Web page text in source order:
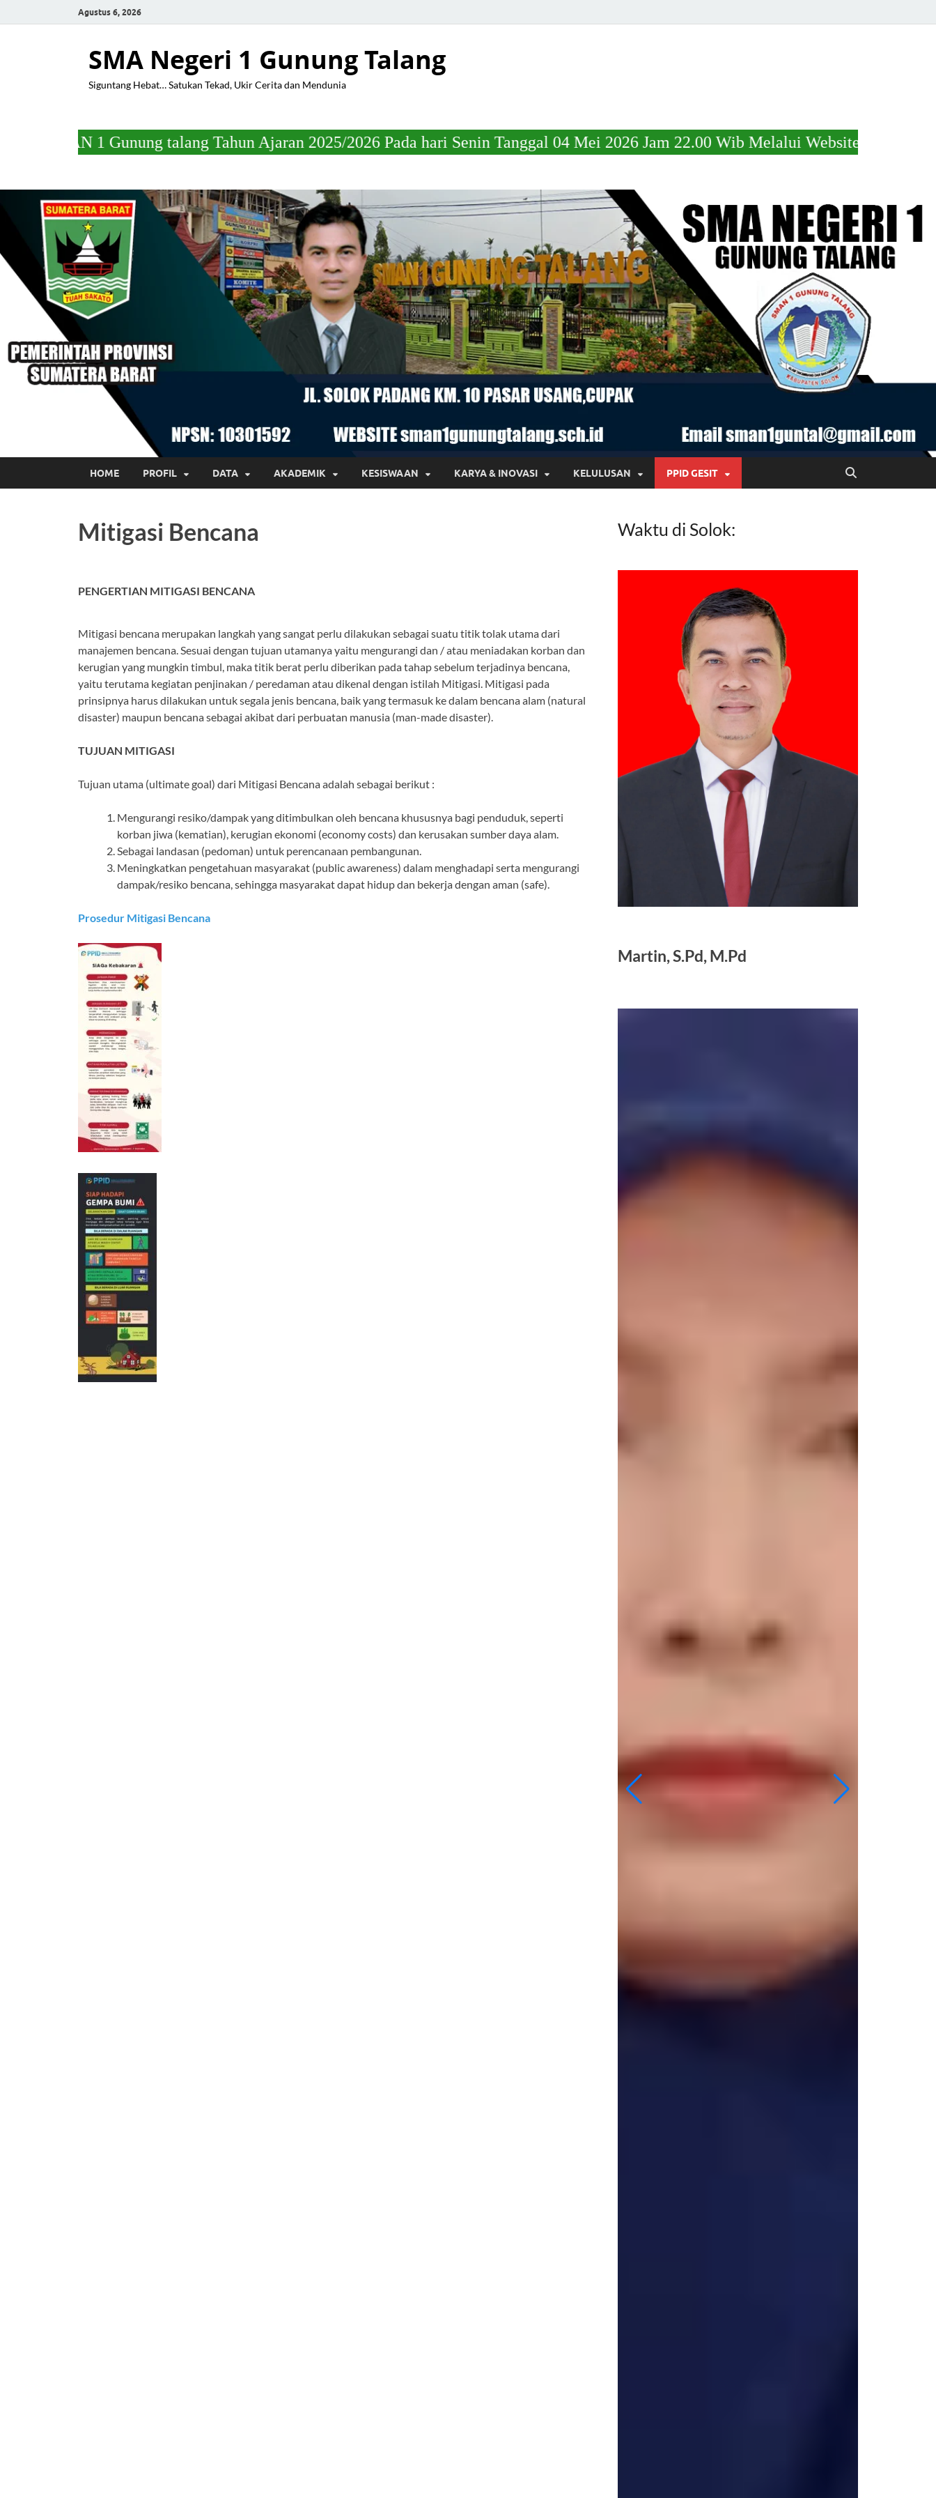
Agustus 6, 2026
SMA Negeri 1 Gunung Talang
Siguntang Hebat… Satukan Tekad, Ukir Cerita dan Mendunia
Gunung talang Tahun Ajaran 2025/2026 Pada hari Senin Tanggal 04 Mei 2026 Jam 22.00 Wib Melalui Website https://s.id/
HOME PROFIL DATA AKADEMIK KESISWAAN KARYA & INOVASI KELULUSAN PPID GESIT
Mitigasi Bencana
PENGERTIAN MITIGASI BENCANA
Mitigasi bencana merupakan langkah yang sangat perlu dilakukan sebagai suatu titik tolak utama dari
manajemen bencana. Sesuai dengan tujuan utamanya yaitu mengurangi dan / atau meniadakan korban dan
kerugian yang mungkin timbul, maka titik berat perlu diberikan pada tahap sebelum terjadinya bencana,
yaitu terutama kegiatan penjinakan / peredaman atau dikenal dengan istilah Mitigasi. Mitigasi pada
prinsipnya harus dilakukan untuk segala jenis bencana, baik yang termasuk ke dalam bencana alam (natural
disaster) maupun bencana sebagai akibat dari perbuatan manusia (man-made disaster).
TUJUAN MITIGASI
Tujuan utama (ultimate goal) dari Mitigasi Bencana adalah sebagai berikut :
Mengurangi resiko/dampak yang ditimbulkan oleh bencana khususnya bagi penduduk, seperti
korban jiwa (kematian), kerugian ekonomi (economy costs) dan kerusakan sumber daya alam.
Sebagai landasan (pedoman) untuk perencanaan pembangunan.
Meningkatkan pengetahuan masyarakat (public awareness) dalam menghadapi serta mengurangi
dampak/resiko bencana, sehingga masyarakat dapat hidup dan bekerja dengan aman (safe).
Prosedur Mitigasi Bencana
Waktu di Solok:
Martin, S.Pd, M.Pd